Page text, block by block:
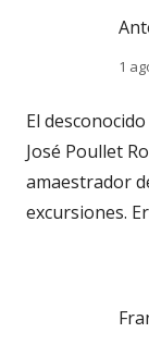
1
El
José Poullet
amaestrador
excursiones.